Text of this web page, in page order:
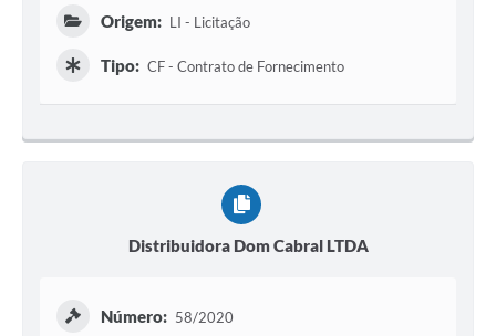
Origem: LI - Licitação
Tipo: CF - Contrato de Fornecimento
Distribuidora Dom Cabral LTDA
Número: 58/2020